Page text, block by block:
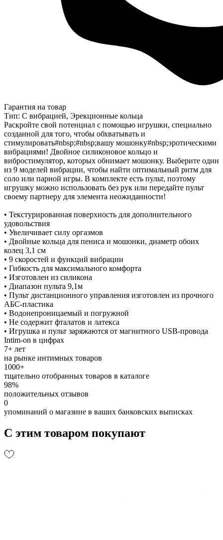
Гарантия на товар
Тип: С вибрацией, Эрекционные кольца
Раскройте свой потенциал с помощью игрушки, специально
созданной для того, чтобы обхватывать и
стимулировать#nbsp;#nbsp;вашу мошонку#nbsp;эротическими
вибрациями! Двойное силиконовое кольцо и
вибростимулятор, которых обнимает мошонку. Выберите один
из 9 моделей вибрации, чтобы найти оптимальный ритм для
соло или парной игры. В комплекте есть пульт, поэтому
игрушку можно использовать без рук или передайте пульт
своему партнеру для элемента неожиданности!
• Текстурированная поверхность для дополнительного
удовольствия
• Увеличивает силу оргазмов
• Двойные кольца для пениса и мошонки, диаметр обоих
колец 3,1 см
• 9 скоростей и функций вибрации
• Гибкость для максимального комфорта
• Изготовлен из силикона
• Диапазон пульта 9,1м
• Пульт дистанционного управления изготовлен из прочного
АБС-пластика
• Водонепроницаемый и погружной
• Не содержит фталатов и латекса
• Игрушка и пульт заряжаются от магнитного USB-провода
Intim-on в цифрах
7+ лет
на рынке интимных товаров
1000+
тщательно отобранных товаров в каталоге
98%
положительных отзывов
0
упоминаний о магазине в ваших банковских выписках
С этим товаром покупают